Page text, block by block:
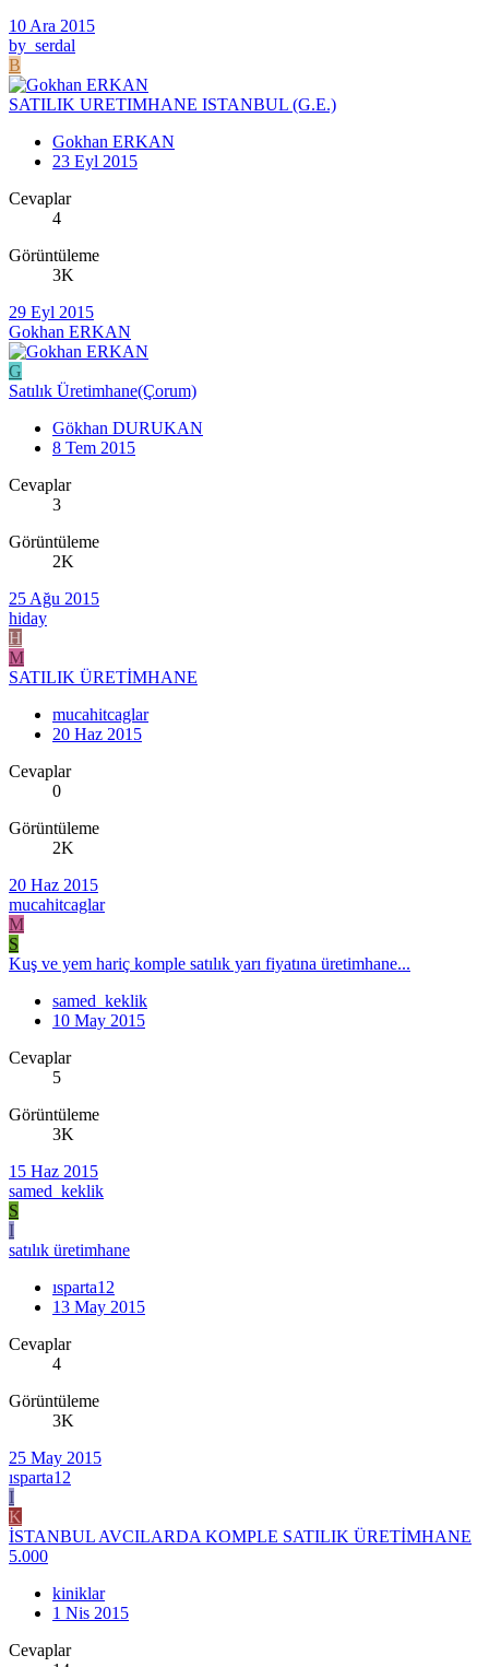
10 Ara 2015
by_serdal
B
SATILIK URETIMHANE ISTANBUL (G.E.)
Gokhan ERKAN
23 Eyl 2015
Cevaplar
4
Görüntüleme
3K
29 Eyl 2015
Gokhan ERKAN
G
Satılık Üretimhane(Çorum)
Gökhan DURUKAN
8 Tem 2015
Cevaplar
3
Görüntüleme
2K
25 Ağu 2015
hiday
H
M
SATILIK ÜRETİMHANE
mucahitcaglar
20 Haz 2015
Cevaplar
0
Görüntüleme
2K
20 Haz 2015
mucahitcaglar
M
S
Kuş ve yem hariç komple satılık yarı fiyatına üretimhane...
samed_keklik
10 May 2015
Cevaplar
5
Görüntüleme
3K
15 Haz 2015
samed_keklik
S
I
satılık üretimhane
ısparta12
13 May 2015
Cevaplar
4
Görüntüleme
3K
25 May 2015
ısparta12
I
K
İSTANBUL AVCILARDA KOMPLE SATILIK ÜRETİMHANE
5.000
kiniklar
1 Nis 2015
Cevaplar